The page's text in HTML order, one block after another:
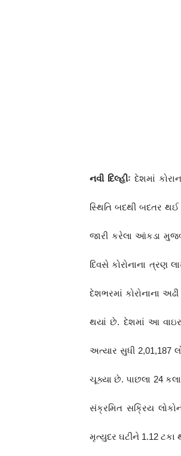
નવી દિલ્હીઃ દેશમાં
સ્થિતિ બદથી બદતર
જારી કરેલા આંકડા
દિવસે કોરોનાના ત્રણ
દેશભરમાં કોરોનાના
થયાં છે. દેશમાં આ
અત્યાર સુધી 2,01,187
ચૂક્યા છે. પાછલા 24
સંક્રમિત સક્રિય
મૃત્યુદર ઘટીને 1.12 ટકા